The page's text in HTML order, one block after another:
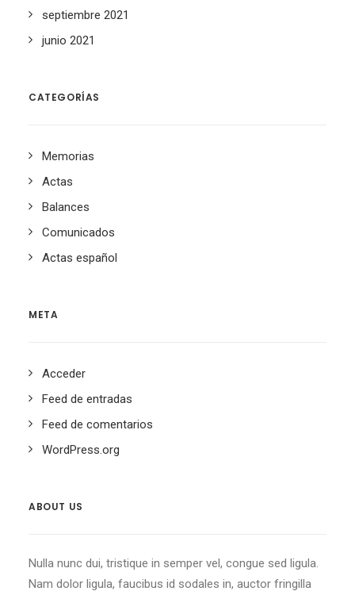
septiembre 2021
junio 2021
CATEGORÍAS
Memorias
Actas
Balances
Comunicados
Actas español
META
Acceder
Feed de entradas
Feed de comentarios
WordPress.org
ABOUT US
Nulla nunc dui, tristique in semper vel, congue sed ligula.
Nam dolor ligula, faucibus id sodales in, auctor fringilla